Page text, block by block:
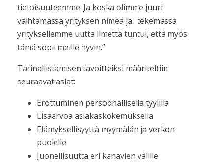
tietoisuuteemme. Ja koska olimme juuri
vaihtamassa yrityksen nimeä ja tekemässä
yrityksellemme uutta ilmettä tuntui, että myös
tämä sopii meille hyvin.”
Tarinallistamisen tavoitteiksi määriteltiin
seuraavat asiat:
Erottuminen persoonallisella tyylillä
Lisäarvoa asiakaskokemuksella
Elämyksellisyyttä myymälän ja verkon
puolelle
Juonellisuutta eri kanavien välille